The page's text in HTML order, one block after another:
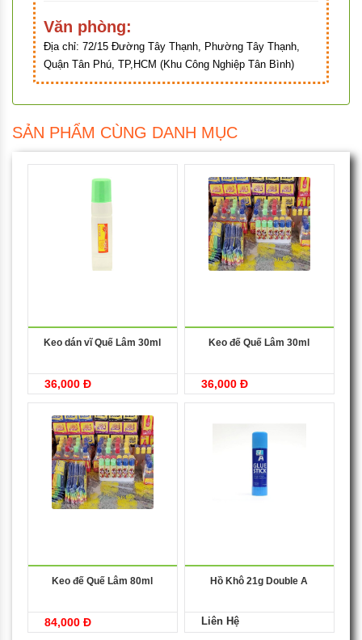
Văn phòng:
Địa chỉ: 72/15 Đường Tây Thạnh, Phường Tây Thạnh,
Quận Tân Phú, TP,HCM (Khu Công Nghiệp Tân Bình)
SẢN PHẨM CÙNG DANH MỤC
Keo dán vĩ Quế Lâm 30ml
36,000 Đ
Keo đế Quế Lâm 30ml
36,000 Đ
Keo đế Quế Lâm 80ml
84,000 Đ
Hồ Khô 21g Double A
Liên Hệ